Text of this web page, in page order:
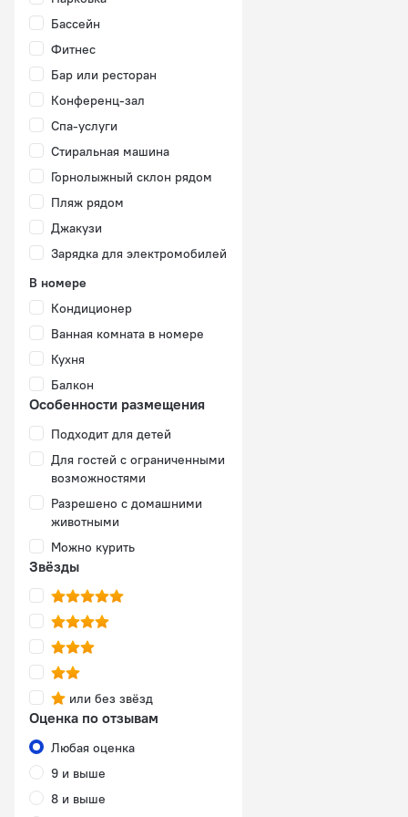
Бассейн
Фитнес
Бар или ресторан
Конференц-зал
Спа-услуги
Стиральная машина
Горнолыжный склон рядом
Пляж рядом
Джакузи
Зарядка для электромобилей
В номере
Кондиционер
Ванная комната в номере
Кухня
Балкон
Особенности размещения
Подходит для детей
Для гостей с ограниченными
возможностями
Разрешено с домашними
животными
Можно курить
Звёзды
или без звёзд
Оценка по отзывам
Любая оценка
9 и выше
8 и выше